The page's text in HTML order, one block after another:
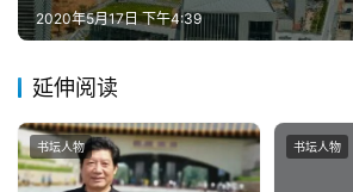
2020年5月17日 下午4:39
延伸阅读
书坛人物 书坛人物